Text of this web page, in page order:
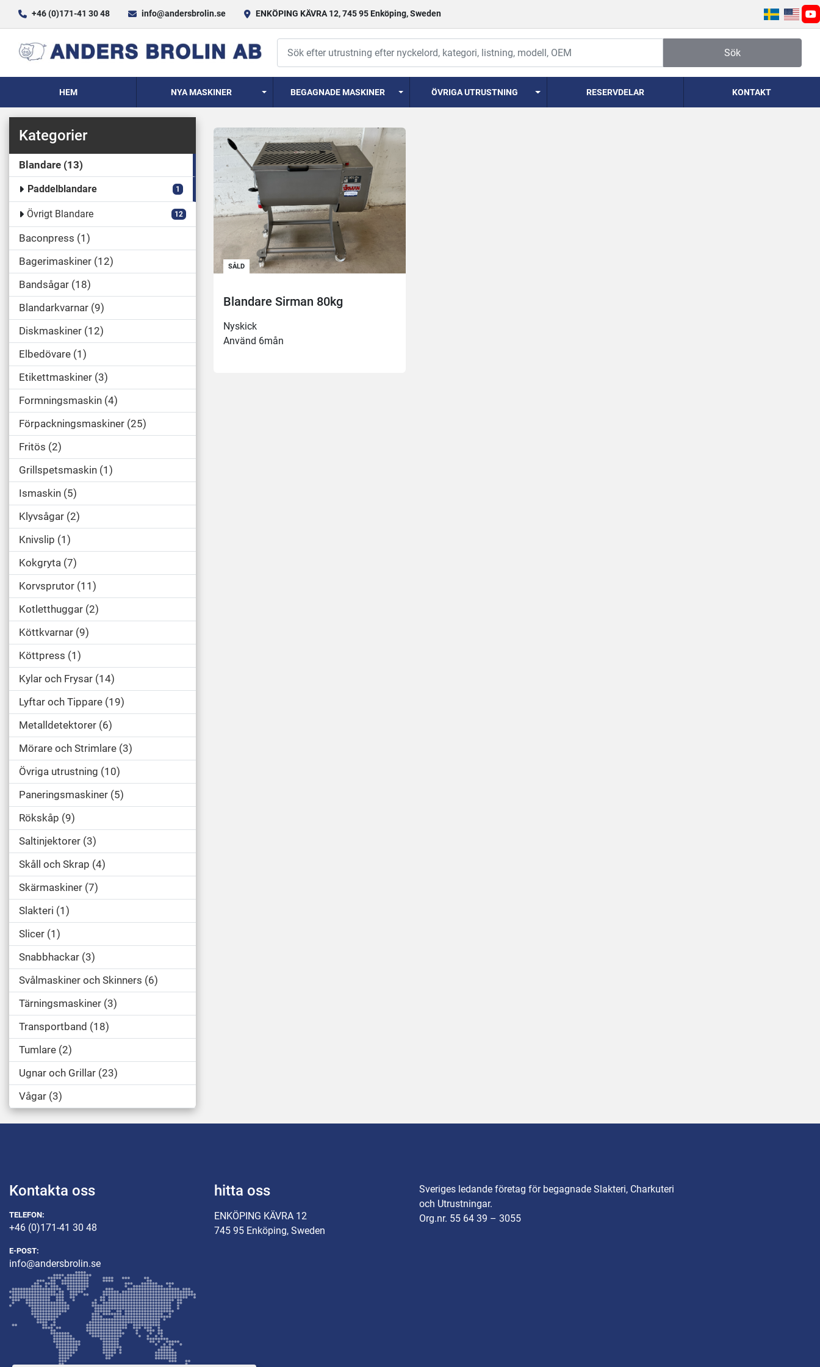
+46 (0)171-41 30 48 info@andersbrolin.se ENKÖPING KÄVRA 12, 745 95 Enköping, Sweden
Sök
HEM NYA MASKINER BEGAGNADE MASKINER ÖVRIGA UTRUSTNING RESERVDELAR KONTAKT
Kategorier
Blandare 13
Paddelblandare 1
Övrigt Blandare 12
Baconpress 1
Bagerimaskiner 12
Bandsågar 18
Blandarkvarnar 9
Diskmaskiner 12
Elbedövare 1
Etikettmaskiner 3
Formningsmaskin 4
Förpackningsmaskiner 25
Fritös 2
Grillspetsmaskin 1
Ismaskin 5
Klyvsågar 2
Knivslip 1
Kokgryta 7
Korvsprutor 11
Kotletthuggar 2
Köttkvarnar 9
Köttpress 1
Kylar och Frysar 14
Lyftar och Tippare 19
Metalldetektorer 6
Mörare och Strimlare 3
Övriga utrustning 10
Paneringsmaskiner 5
Rökskåp 9
Saltinjektorer 3
Skåll och Skrap 4
Skärmaskiner 7
Slakteri 1
Slicer 1
Snabbhackar 3
Svålmaskiner och Skinners 6
Tärningsmaskiner 3
Transportband
18
Tumlare 2
Ugnar och Grillar 23
Vågar 3
SÅLD
Blandare Sirman 80kg
Nyskick
Använd 6mån
Kontakta oss
TELEFON:
+46 (0)171-41 30 48
E-POST:
info@andersbrolin.se
hitta oss
ENKÖPING KÄVRA 12
745 95 Enköping, Sweden
Sveriges ledande företag för begagnade Slakteri, Charkuteri
och Utrustningar.
Org.nr. 55 64 39 – 3055